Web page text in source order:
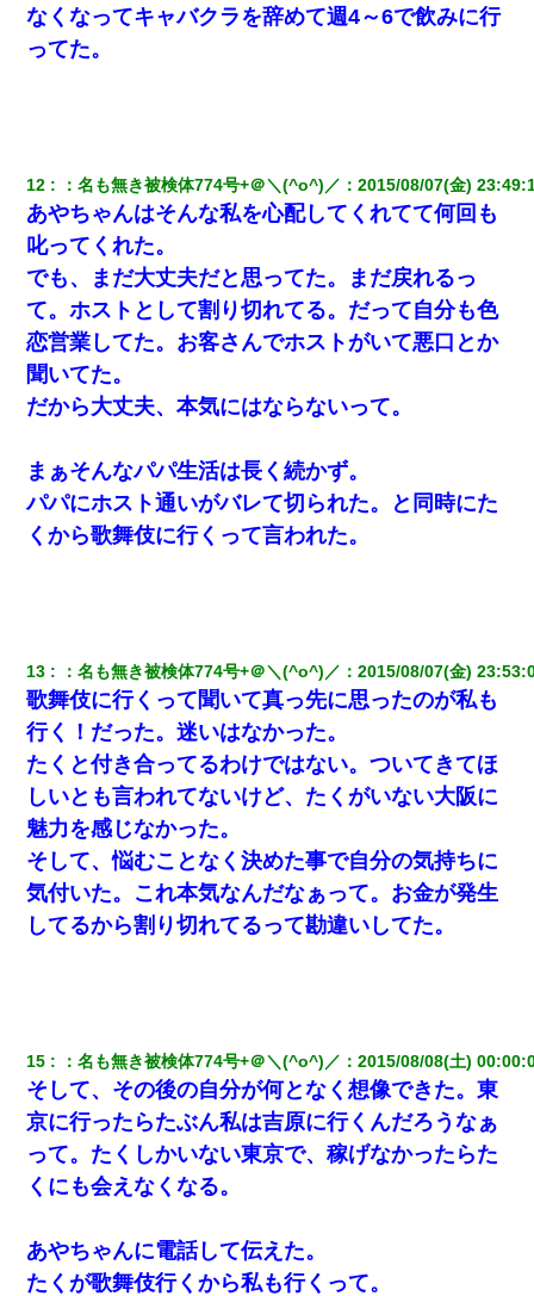
新卒の女性社員に1年半ストーカーされていた。俺「マジで怖い」
上司「話をしてみる」→女性社員「実は10数年前に…」
生保レディと行為する為に駆け引きしてみた結果ｗｗｗｗｗｗｗ
ｗｗｗｗｗ
【復讐】義兄嫁「生活費、足りない分を貸してほしい」私「貸す
わけないでしょｗｗｗｗ」→ 理由を話したら泣き出して・・私
（あまりにも希望通り）
姉旦那の友達「ほんとのパパだよ～」私のお腹を触ってほざく。
→思わず手を叩いて振り払ったら…
なくなってキャバクラを辞めて週4～6で飲みに行
ってた。
12 ：名も無き被検体774号+＠＼(^o^)／ ：2015/08/07(金)
あやちゃんはそんな私を心配してくれてて何回も
叱ってくれた。
でも、まだ大丈夫だと思ってた。まだ戻れるっ
て。ホストとして割り切れてる。だって自分も色
恋営業してた。お客さんでホストがいて悪口とか
聞いてた。
だから大丈夫、本気にはならないって。
まぁそんなパパ生活は長く続かず。
パパにホスト通いがバレて切られた。と同時にた
くから歌舞伎に行くって言われた。
13 ：名も無き被検体774号+＠＼(^o^)／ ：2015/08/07(金)
歌舞伎に行くって聞いて真っ先に思ったのが私も
行く！だった。迷いはなかった。
たくと付き合ってるわけではない。ついてきてほ
しいとも言われてないけど、たくがいない大阪に
魅力を感じなかった。
そして、悩むことなく決めた事で自分の気持ちに
気付いた。これ本気なんだなぁって。お金が発生
してるから割り切れてるって勘違いしてた。
15 ：名も無き被検体774号+＠＼(^o^)／ ：2015/08/08(土)
そして、その後の自分が何となく想像できた。東
京に行ったらたぶん私は吉原に行くんだろうなぁ
って。たくしかいない東京で、稼げなかったらた
くにも会えなくなる。
あやちゃんに電話して伝えた。
たくが歌舞伎行くから私も行くって。